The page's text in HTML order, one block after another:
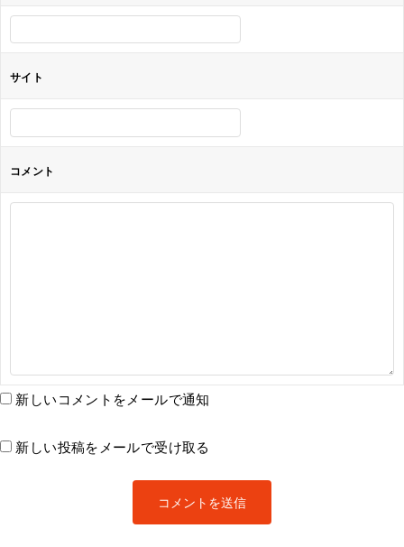
サイト
コメント
新しいコメントをメールで通知
新しい投稿をメールで受け取る